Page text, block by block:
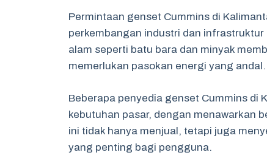
Permintaan genset Cummins di
perkembangan industri dan
alam seperti batu bara dan minyak
memerlukan pasokan energi yang andal.
Beberapa penyedia genset Cummins di
kebutuhan pasar, dengan menawarkan
ini tidak hanya menjual, tetapi juga
yang penting bagi pengguna.